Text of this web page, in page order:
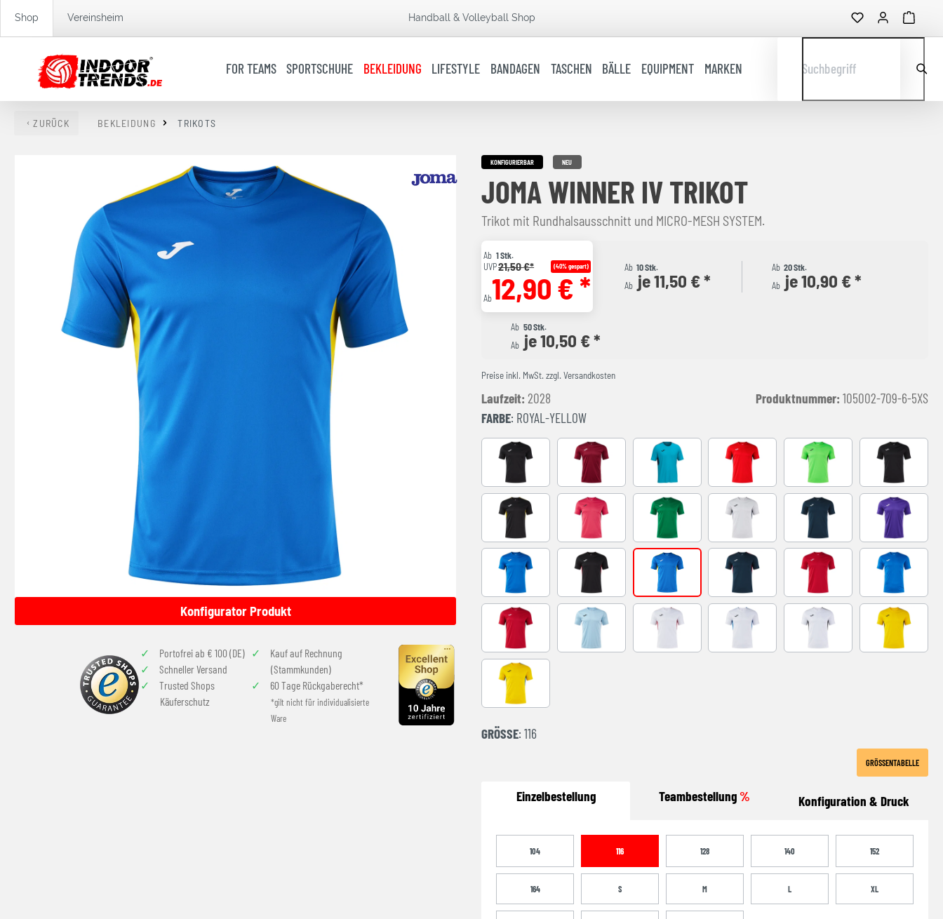
Zur Hauptnavigation springen
Shop Vereinsheim Handball & Volleyball Shop
FOR TEAMS SPORTSCHUHE BEKLEIDUNG LIFESTYLE BANDAGEN TASCHEN BÄLLE EQUIPMENT MARKEN Suchbegriff
ZURÜCK BEKLEIDUNG TRIKOTS
Konfigurator Produkt
Portofrei ab € 100 (DE)
Schneller Versand
Trusted Shops
Käuferschutz
Kauf auf Rechnung
(Stammkunden)
60 Tage Rückgaberecht*
*gilt nicht für individualisierte
Ware
KONFIGURIERBAR NEU
JOMA WINNER IV TRIKOT
Trikot mit Rundhalsausschnitt und MICRO-MESH SYSTEM.
Ab 1 Stk.
UVP21,50 €* (40% gespart)
Ab12,90 € *
Ab 10 Stk.
Ab je 11,50 € *
Ab 20 Stk.
Ab je 10,90 € *
Ab 50 Stk.
Ab je 10,50 € *
Preise inkl. MwSt. zzgl. Versandkosten
Laufzeit: 2028 Produktnummer: 105002-709-6-5XS
FARBE: ROYAL-YELLOW
BLACK-ANTHRACITE BURGUNDY FLUOR TURQUOISE RED-NAVY VERDE FLUOR-NEGRO
FUCHSIA-BLACK VIOLETA-
ROYAL-BLACK ROYAL-YELLOW ROYAL-WHITE
RED-BLACK WHITE-RED WHITE-ROYAL WHITE-BLACK YELLOW-
YELLOW-ROYAL
GRÖSSE : 116
GRÖSSENTABELLE
Einzelbestellung Teambestellung% Konfiguration & Druck
104 116 128 140 152
164 S M L XL